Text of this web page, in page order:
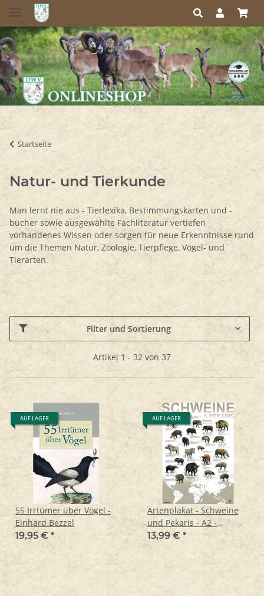
Startseite
Natur- und Tierkunde
Man lernt nie aus - Tierlexika, Bestimmungskarten und -
bücher sowie ausgewählte Fachliteratur vertiefen
vorhandenes Wissen oder sorgen für neue Erkenntnisse rund
um die Themen Natur, Zoologie, Tierpflege, Vogel- und
Tierarten.
Filter und Sortierung
Artikel 1 - 32 von 37
AUF LAGER
55 Irrtümer über Vögel -
Einhard Bezzel
19,95 € *
AUF LAGER
Artenplakat - Schweine
und Pekaris - A2 -
laminiert
13,99 € *